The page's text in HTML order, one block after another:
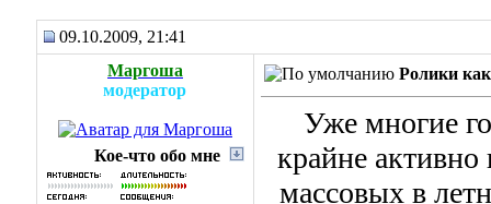
09.10.2009, 21:41
Маргоша
модератор
Кое-что обо мне
Ролики
Уже многие
крайне
массовых в